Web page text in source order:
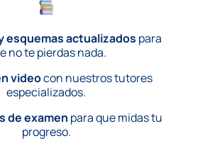
esquemas actualizados para
no te pierdas nada.
videocon nuestros tutores
especializados.
de examen para que midas tu
progreso.